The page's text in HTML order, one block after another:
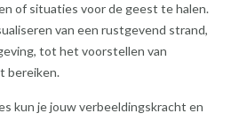
of situaties voor de geest te halen.
van een rustgevend strand,
tot het voorstellen van
bereiken.
kun je jouw verbeeldingskracht en